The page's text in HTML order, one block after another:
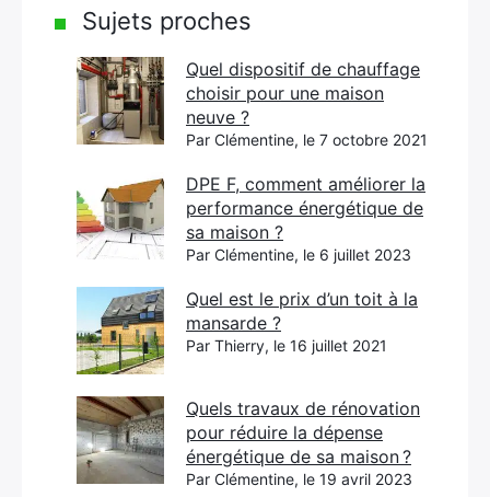
Sujets proches
Quel dispositif de chauffage
choisir pour une maison
neuve ?
Par Clémentine, le 7 octobre 2021
DPE F, comment améliorer la
performance énergétique de
sa maison ?
Par Clémentine, le 6 juillet 2023
Quel est le prix d’un toit à la
mansarde ?
Par Thierry, le 16 juillet 2021
Quels travaux de rénovation
pour réduire la dépense
énergétique de sa maison ?
Par Clémentine, le 19 avril 2023